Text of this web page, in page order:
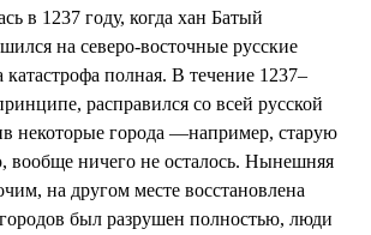
в 1237 году, когда хан Батый
на северо-восточные русские
полная. В течение 1237–
расправился со всей русской
некоторые города —например, старую
вообще ничего не осталось. Нынешняя
на другом месте восстановлена
был разрушен полностью, люди